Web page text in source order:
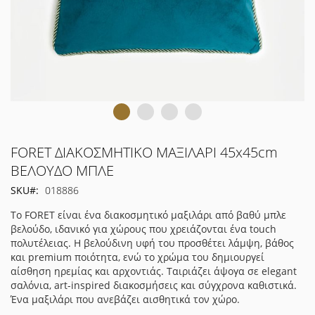
Μετάβαση
στην
αρχή
της
εικόνων
FORET ΔΙΑΚΟΣΜΗΤΙΚΟ ΜΑΞΙΛΑΡΙ 45x45cm
ΒΕΛΟΥΔΟ ΜΠΛΕ
SKU
018886
Το FORET είναι ένα διακοσμητικό μαξιλάρι από βαθύ μπλε
βελούδο, ιδανικό για χώρους που χρειάζονται ένα touch
πολυτέλειας. Η βελούδινη υφή του προσθέτει λάμψη, βάθος
και premium ποιότητα, ενώ το χρώμα του δημιουργεί
αίσθηση ηρεμίας και αρχοντιάς. Ταιριάζει άψογα σε elegant
σαλόνια, art-inspired διακοσμήσεις και σύγχρονα καθιστικά.
Ένα μαξιλάρι που ανεβάζει αισθητικά τον χώρο.